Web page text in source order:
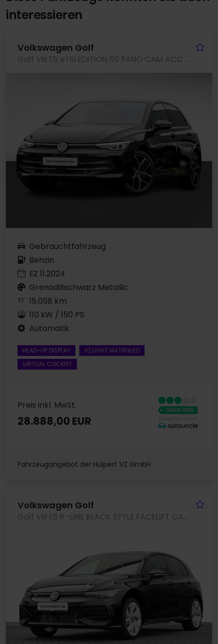
interessieren
Volkswagen Golf
Golf VIII 1.5 eTSI EDITION 50 PANO CAM ACC LM18
Gebrauchtfahrzeug
Benzin
EZ 11.2024
Grenadillschwarz Metallic
15.058 km
110 kW / 150 PS
Automatik
HEAD-UP DISPLAY
IQ.LIGHT MATRIXLED
VIRTUAL COCKPIT
Preis inkl. MwSt.
28.888,00 EUR
Fahrzeugangebot der Hülpert VZ GmbH
Volkswagen Golf
Golf VIII 1.5 R-LINE BLACK STYLE FACELIFT CAM ACC LM18 NAVI